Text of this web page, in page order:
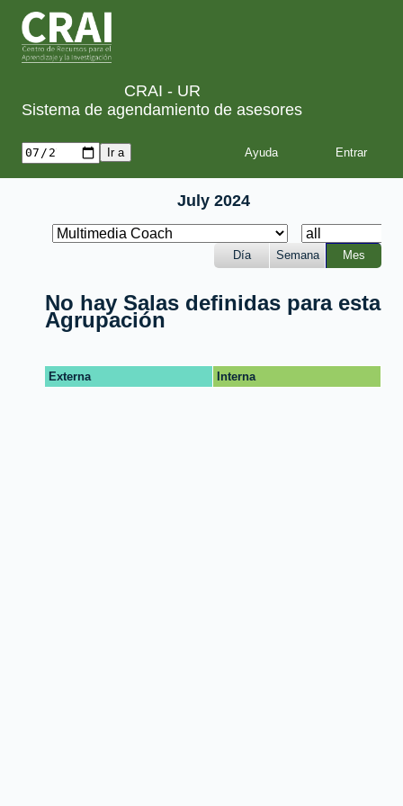
CRAI - UR
Sistema de agendamiento de asesores
Ayuda
July 2024
Día Semana Mes
No hay Salas definidas para esta
Agrupación
Externa Interna